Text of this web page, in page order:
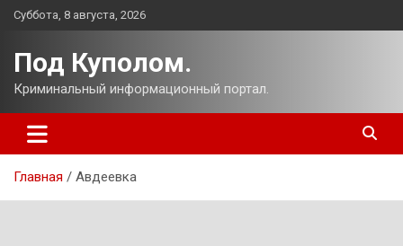
Перейти
Суббота, 8 августа, 2026
Под Куполом.
Криминальный информационный портал.
Главная Авдеевка